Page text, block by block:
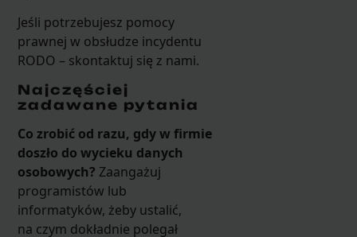
Jeśli potrzebujesz pomocy
prawnej w obsłudze incydentu
RODO – skontaktuj się z nami.
Najczęściej
zadawane pytania
Co zrobić od razu, gdy w firmie
doszło do wycieku danych
osobowych? Zaangażuj
programistów lub
informatyków, żeby ustalić,
na czym dokładnie polegał